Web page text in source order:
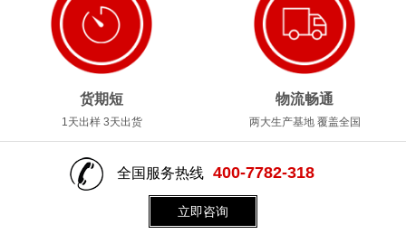
货期短
1天出样 3天出货
物流畅通
两大生产基地 覆盖全国
全国服务热线 400-7782-318
立即咨询